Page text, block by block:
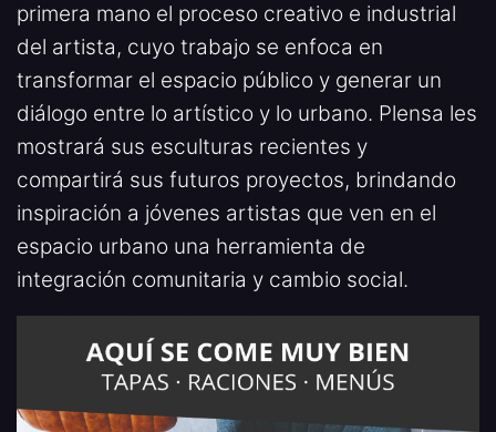
primera mano el proceso creativo e industrial
del artista, cuyo trabajo se enfoca en
transformar el espacio público y generar un
diálogo entre lo artístico y lo urbano. Plensa les
mostrará sus esculturas recientes y
compartirá sus futuros proyectos, brindando
inspiración a jóvenes artistas que ven en el
espacio urbano una herramienta de
integración comunitaria y cambio social.